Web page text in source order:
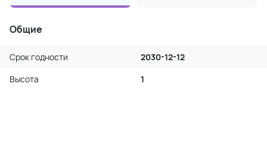
Общие
Срок годности
2030-12-12
Высота
1